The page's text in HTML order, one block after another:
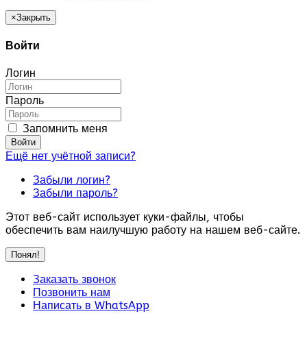
×Закрыть
Войти
Логин
Пароль
Запомнить меня
Войти
Ещё нет учётной записи?
Забыли логин?
Забыли пароль?
Этот веб-сайт использует куки-файлы, чтобы
обеспечить вам наилучшую работу на нашем веб-сайте.
Понял!
Заказать звонок
Позвонить нам
Написать в WhatsApp